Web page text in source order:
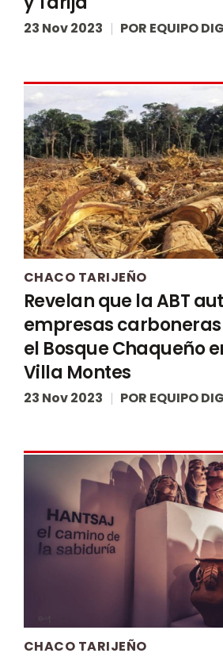
23 Nov 2023 POR EQUIPO
CHACO TARIJEÑO
Revelan que la ABT
empresas
el Bosque Chaqueño
Villa Montes
23 Nov 2023 POR EQUIPO
CHACO TARIJEÑO